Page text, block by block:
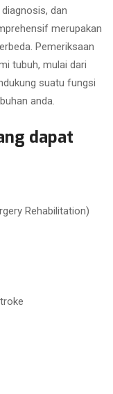
dan
merupakan
Pemeriksaan
tubuh, mulai dari
suatu fungsi
anda.
dapat
Rehabilitation)